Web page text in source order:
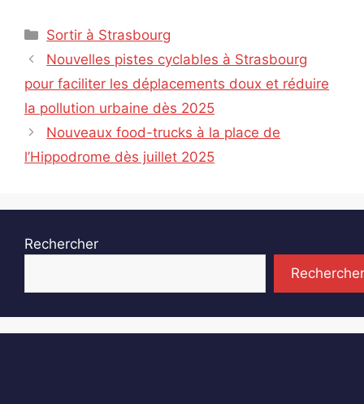
Catégories
Sortir à Strasbourg
Nouvelles pistes cyclables à Strasbourg
pour faciliter les déplacements doux et réduire
la pollution urbaine dès 2025
Nouveaux food-trucks à la place de
l’Hippodrome dès juillet 2025
Rechercher
Rechercher